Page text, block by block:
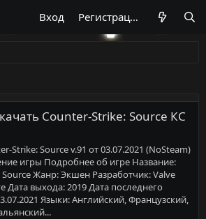
Вход Регистрация
Counter-Strike: Source КС
Strike: Source v.91 от 03.07.2021 (NoSteam)
игры Подробнее об игре Название:
Жанр: Экшен Разработчик: Valve
Дата выхода: 2019 Дата последнего
Языки: Английский, Французский,